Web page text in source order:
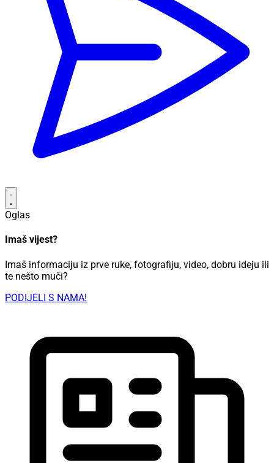
Oglas
Imaš vijest?
Imaš informaciju iz prve ruke, fotografiju, video, dobru ideju ili
te nešto muči?
PODIJELI S NAMA!